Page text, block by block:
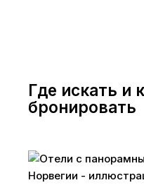
Где искать и
бронировать